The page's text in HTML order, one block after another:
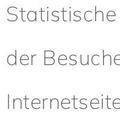
der